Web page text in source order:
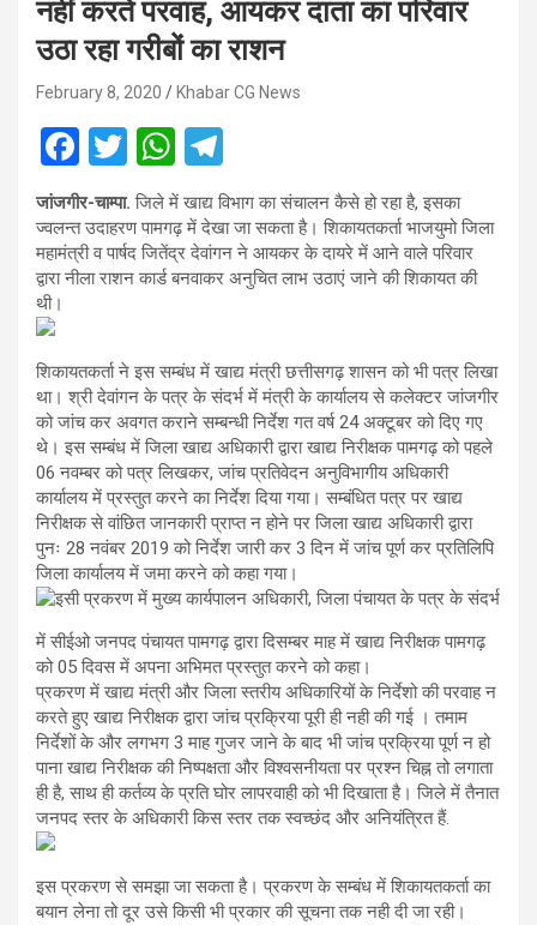
नहीं करते परवाह, आयकर दाता का परिवार
उठा रहा गरीबों का राशन
February 8, 2020 Khabar CG News
F
a
ce
b
o
k
T
wi
tt
er
W
h
at
s
A
p
el
e
gr
a
जांजगीर-चाम्पा. जिले में खाद्य विभाग का संचालन कैसे हो रहा है, इसका
ज्वलन्त उदाहरण पामगढ़ में देखा जा सकता है। शिकायतकर्ता भाजयुमो जिला
महामंत्री व पार्षद जितेंद्र देवांगन ने आयकर के दायरे में आने वाले परिवार
द्वारा नीला राशन कार्ड बनवाकर अनुचित लाभ उठाएं जाने की शिकायत की
थी।
शिकायतकर्ता ने इस सम्बंध में खाद्य मंत्री छत्तीसगढ़ शासन को भी पत्र लिखा
था। श्री देवांगन के पत्र के संदर्भ में मंत्री के कार्यालय से कलेक्टर जांजगीर
को जांच कर अवगत कराने सम्बन्धी निर्देश गत वर्ष 24 अक्टूबर को दिए गए
थे। इस सम्बंध में जिला खाद्य अधिकारी द्वारा खाद्य निरीक्षक पामगढ़ को पहले
06 नवम्बर को पत्र लिखकर, जांच प्रतिवेदन अनुविभागीय अधिकारी
कार्यालय में प्रस्तुत करने का निर्देश दिया गया। सम्बंधित पत्र पर खाद्य
निरीक्षक से वांछित जानकारी प्राप्त न होने पर जिला खाद्य अधिकारी द्वारा
पुनः 28 नवंबर 2019 को निर्देश जारी कर 3 दिन में जांच पूर्ण कर प्रतिलिपि
जिला कार्यालय में जमा करने को कहा गया।
इसी प्रकरण में मुख्य कार्यपालन अधिकारी, जिला पंचायत के पत्र के संदर्भ
में सीईओ जनपद पंचायत पामगढ़ द्वारा दिसम्बर माह में खाद्य निरीक्षक पामगढ़
को 05 दिवस में अपना अभिमत प्रस्तुत करने को कहा।
प्रकरण में खाद्य मंत्री और जिला स्तरीय अधिकारियों के निर्देशो की परवाह न
करते हुए खाद्य निरीक्षक द्वारा जांच प्रक्रिया पूरी ही नही की गई । तमाम
निर्देशों के और लगभग 3 माह गुजर जाने के बाद भी जांच प्रक्रिया पूर्ण न हो
पाना खाद्य निरीक्षक की निष्पक्षता और विश्वसनीयता पर प्रश्न चिह्न तो लगाता
ही है, साथ ही कर्तव्य के प्रति घोर लापरवाही को भी दिखाता है। जिले में तैनात
जनपद स्तर के अधिकारी किस स्तर तक स्वच्छंद और अनियंत्रित हैं.
इस प्रकरण से समझा जा सकता है। प्रकरण के सम्बंध में शिकायतकर्ता का
बयान लेना तो दूर उसे किसी भी प्रकार की सूचना तक नही दी जा रही।